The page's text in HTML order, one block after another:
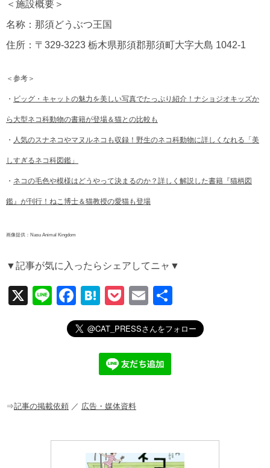
＜施設概要＞
名称：那須どうぶつ王国
住所：〒329-3223 栃木県那須郡那須町大字大島 1042-1
＜参考＞
・ ビッグ・キャットの魅力を美しい写真でたっぷり紹介！ナショジオキッズか
ら大型ネコ科動物の書籍が登場＆猫との比較も
・ 人気のスナネコやマヌルネコも収録！野生のネコ科動物に詳しくなれる「美
しすぎるネコ科図鑑」
・ ネコの毛色や模様はどうやって決まるのか？詳しく解説した書籍『猫柄図
鑑』が刊行！ねこ博士＆猫教授の愛猫も登場
画像提供：Nasu Animal Kingdom
▼記事が気に入ったらシェアしてニャ▼
X
Li
F
a
c
o
H
at
e
n
a
P
o
ck
et
E
m
ail
有
⇒記事の掲載依頼 ／ 広告・媒体資料